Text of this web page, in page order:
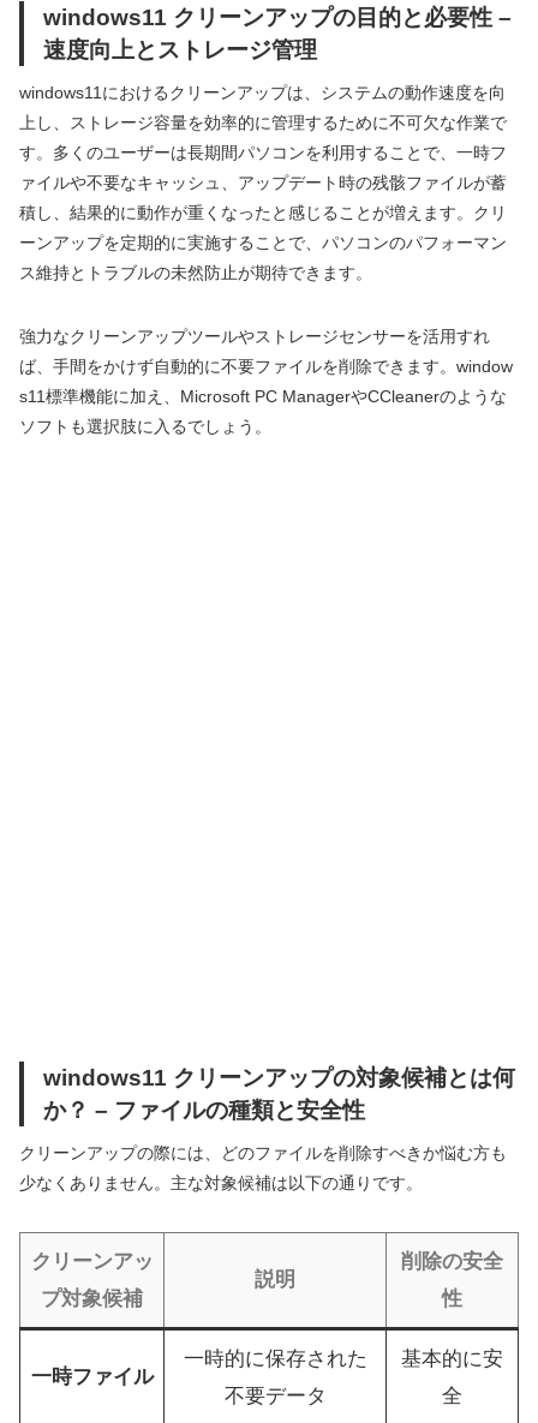
windows11 クリーンアップの目的と必要性 –
速度向上とストレージ管理
windows11におけるクリーンアップは、システムの動作速度を向
上し、ストレージ容量を効率的に管理するために不可欠な作業で
す。多くのユーザーは長期間パソコンを利用することで、一時フ
ァイルや不要なキャッシュ、アップデート時の残骸ファイルが蓄
積し、結果的に動作が重くなったと感じることが増えます。クリ
ーンアップを定期的に実施することで、パソコンのパフォーマン
ス維持とトラブルの未然防止が期待できます。
強力なクリーンアップツールやストレージセンサーを活用すれ
ば、手間をかけず自動的に不要ファイルを削除できます。window
s11標準機能に加え、Microsoft PC ManagerやCCleanerのような
ソフトも選択肢に入るでしょう。
windows11 クリーンアップの対象候補とは何
か？ – ファイルの種類と安全性
クリーンアップの際には、どのファイルを削除すべきか悩む方も
少なくありません。主な対象候補は以下の通りです。
クリーンアッ
プ対象候補
説明
削除の安全
性
一時ファイル
一時的に保存された
不要データ
基本的に安
全